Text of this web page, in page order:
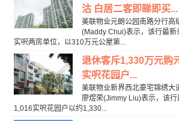
沽 白居二客即睇即买...
美联物业元朗公园南路分行高
(Maddy Chui)表示，该行最
实呎两房单位，以310万元公屋第...
退休客斥1,330万元购
实呎花园户...
美联物业新界西北豪宅锦绣大
廖煜荣(Jimmy Liu)表示，该
1,016实呎花园户以约1,330...